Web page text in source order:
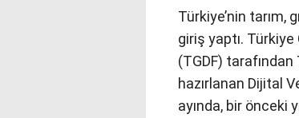
Türkiye’nin tarım,
giriş yaptı.
(TGDF)
hazırlanan Dijital
ayında, bir önceki